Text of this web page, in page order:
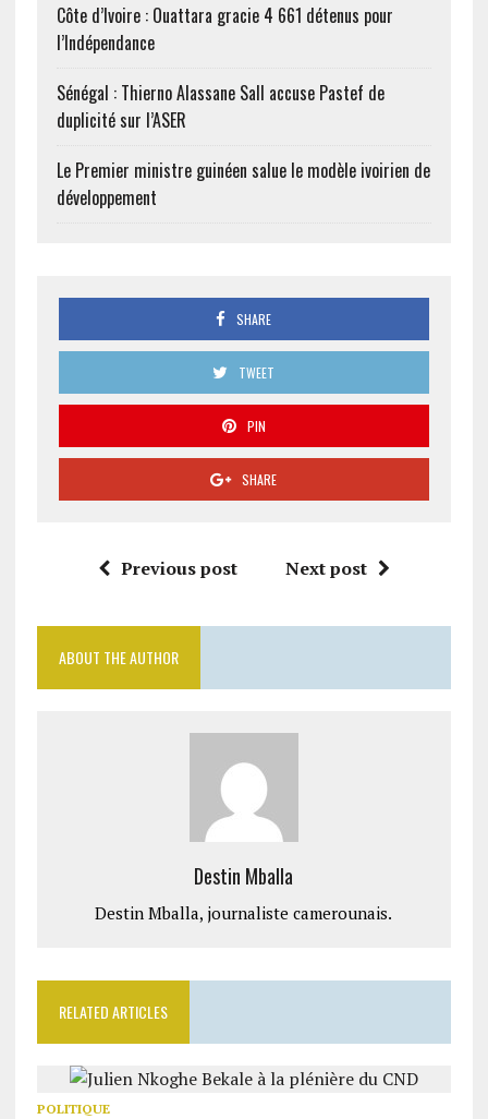
Côte d’Ivoire : Ouattara gracie 4 661 détenus pour
l’Indépendance
Sénégal : Thierno Alassane Sall accuse Pastef de
duplicité sur l’ASER
Le Premier ministre guinéen salue le modèle ivoirien de
développement
SHARE
TWEET
PIN
SHARE
Previous post Next post
ABOUT THE AUTHOR
Destin Mballa
Destin Mballa, journaliste camerounais.
RELATED ARTICLES
POLITIQUE